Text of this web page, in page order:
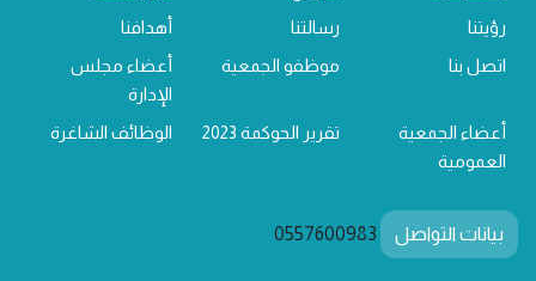
رؤيتنا
رسالتنا
أهدافنا
اتصل بنا
موظفو الجمعية
أعضاء مجلس
الإدارة
أعضاء الجمعية
العمومية
تقرير الحوكمة 2023 الوظائف الشاغرة
بيانات التواصل 0557600983